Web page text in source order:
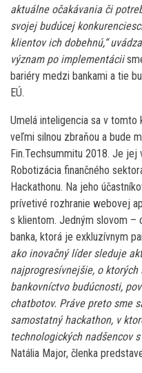
aktuálne očakávania či
svojej budúcej
klientov ich dobehnú,“
význam po implementácii
bariéry medzi bankami a tie
EÚ.
Umelá inteligencia sa v
veľmi silnou zbraňou a bude
Fin.Techsummitu 2018. Je jej
Robotizácia finančného
Hackathonu. Na jeho
prívetivé rozhranie webovej
s klientom. Jedným slovom –
banka, ktorá je exkluzívnym
ako inovačný líder sleduje
najprogresívnejšie, o
bankovníctvo budúcnosti,
chatbotov. Práve preto sme
samostatný hackathon, v
technologických nadšencov
Natália Major, členka